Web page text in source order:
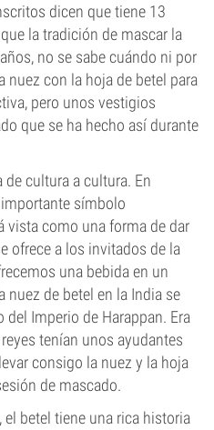
dicen que tiene 13
la tradición de mascar la
no se sabe cuándo ni por
nuez con la hoja de betel para
pero unos vestigios
que se ha hecho así durante
de cultura a cultura. En
símbolo
vista como una forma de dar
ofrece a los invitados de la
una bebida en un
nuez de betel en la India se
Imperio de Harappan. Era
tenían unos ayudantes
consigo la nuez y la hoja
de mascado.
betel tiene una rica historia